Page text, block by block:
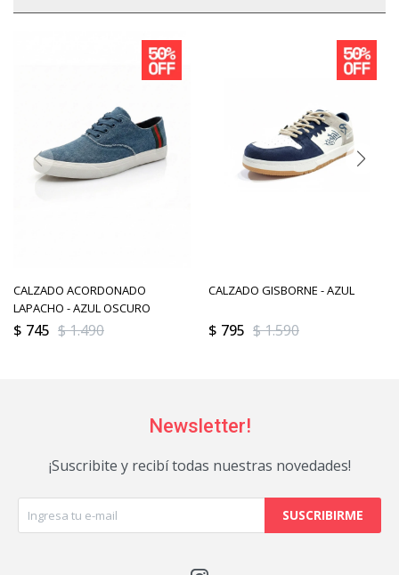
CALZADO ACORDONADO
LAPACHO - AZUL OSCURO
$ 745 $1.490
CALZADO GISBORNE - AZUL
$ 795 $1.590
Newsletter!
¡Suscribite y recibí todas nuestras novedades!
SUSCRIBIRME